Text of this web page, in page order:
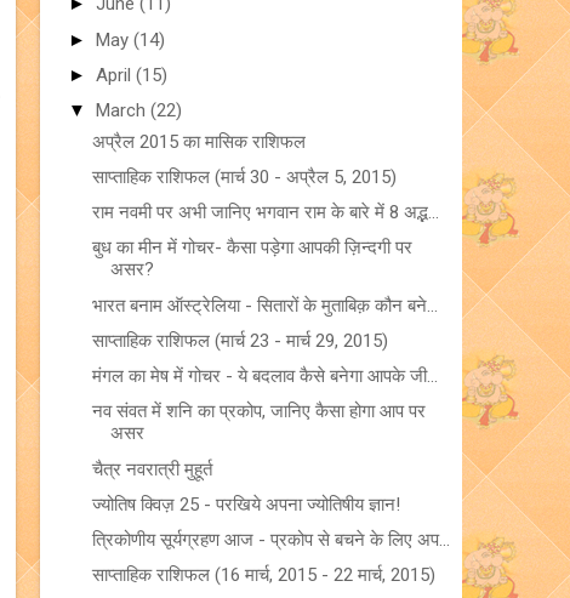
► May (14)
► April (15)
▼ March (22)
अप्रैल 2015 का मासिक राशिफल
साप्ताहिक राशिफल (मार्च 30 - अप्रैल 5, 2015)
राम नवमी पर अभी जानिए भगवान राम के बारे में 8 अद्भ...
बुध का मीन में गोचर- कैसा पड़ेगा आपकी ज़िन्दगी पर
असर?
भारत बनाम ऑस्ट्रेलिया - सितारों के मुताबिक़ कौन बने...
साप्ताहिक राशिफल (मार्च 23 - मार्च 29, 2015)
मंगल का मेष में गोचर - ये बदलाव कैसे बनेगा आपके जी...
नव संवत में शनि का प्रकोप, जानिए कैसा होगा आप पर
असर
चैत्र नवरात्री मुहूर्त
ज्योतिष क्विज़ 25 - परखिये अपना ज्योतिषीय ज्ञान!
त्रिकोणीय सूर्यग्रहण आज - प्रकोप से बचने के लिए अप...
साप्ताहिक राशिफल (16 मार्च, 2015 - 22 मार्च, 2015)